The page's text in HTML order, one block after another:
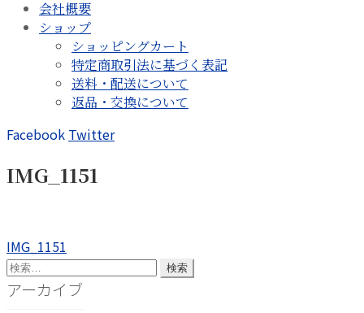
会社概要
ショップ
ショッピングカート
特定商取引法に基づく表記
送料・配送について
返品・交換について
Facebook Twitter
IMG_1151
投
稿
前
の
投
IMG_1151
検
索:
アーカイブ